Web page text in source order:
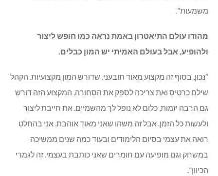
משמעות”.
מהודו עולם התיאטרון באמת נראה כמו חופש ליצור
ולהופיע, אבל בעולם האמיתי יש המון כבלים.
“נכון, בסוף זה מקצוע מאוד תובעני, שדורש המון מקצועיות. הקהל
שילם כרטיס ואת צריכה לספק את הסחורה. המקצוע הזה דורש
גם הרבה יזמות, כלום לא נופל לך מהשמיים. את חייבת ליצור
ולעשות כל הזמן. אבל זה משהו שאני מאוד אוהבת. אני בהחלט
רואה את עצמי בסיום הלימודים ובעוד כמה שנים ממשיכה
במשחק וגם מופיעה עם חומרים שאני כותבת בעצמי. זה לגמרי
הכיוון”.